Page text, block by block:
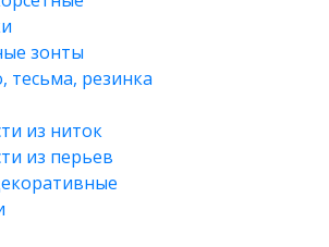
зонты
тесьма, резинка
из ниток
из перьев